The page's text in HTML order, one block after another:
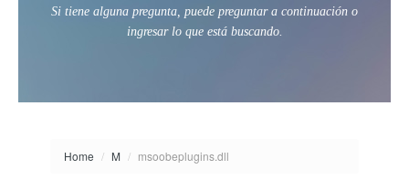
Si tiene alguna pregunta, puede preguntar a continuación o
ingresar lo que está buscando.
Home / M / msoobeplugins.dll